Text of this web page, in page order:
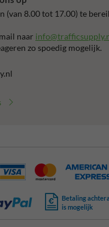
(van 8.00 tot 17.00) te
naar
zo spoedig mogelijk.
Betaling
is mogelijk